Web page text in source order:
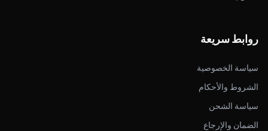
روابط سريعة
سياسة الخصوصية
الشروط والأحكام
سياسة الشحن
الضمان والإرجاع